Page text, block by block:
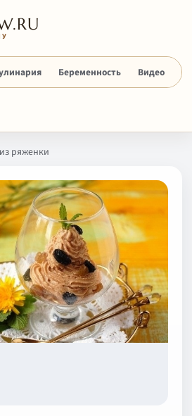
Беременность Видео
ряженки